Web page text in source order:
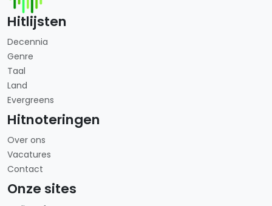
Hitlijsten
Decennia
Genre
Taal
Land
Evergreens
Hitnoteringen
Over ons
Vacatures
Contact
Onze sites